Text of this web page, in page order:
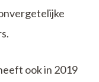
ook in 2019